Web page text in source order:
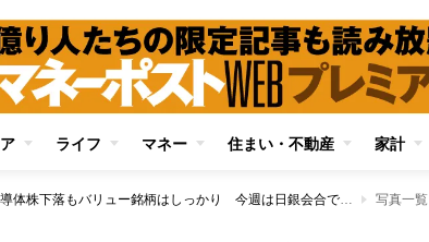
ライフ マネー 住まい・不動産 家計
【日本株週間見通し】半導体株下落もバリュー銘柄はしっかり 今週は日銀会合で乱高下の地合い 写真一覧